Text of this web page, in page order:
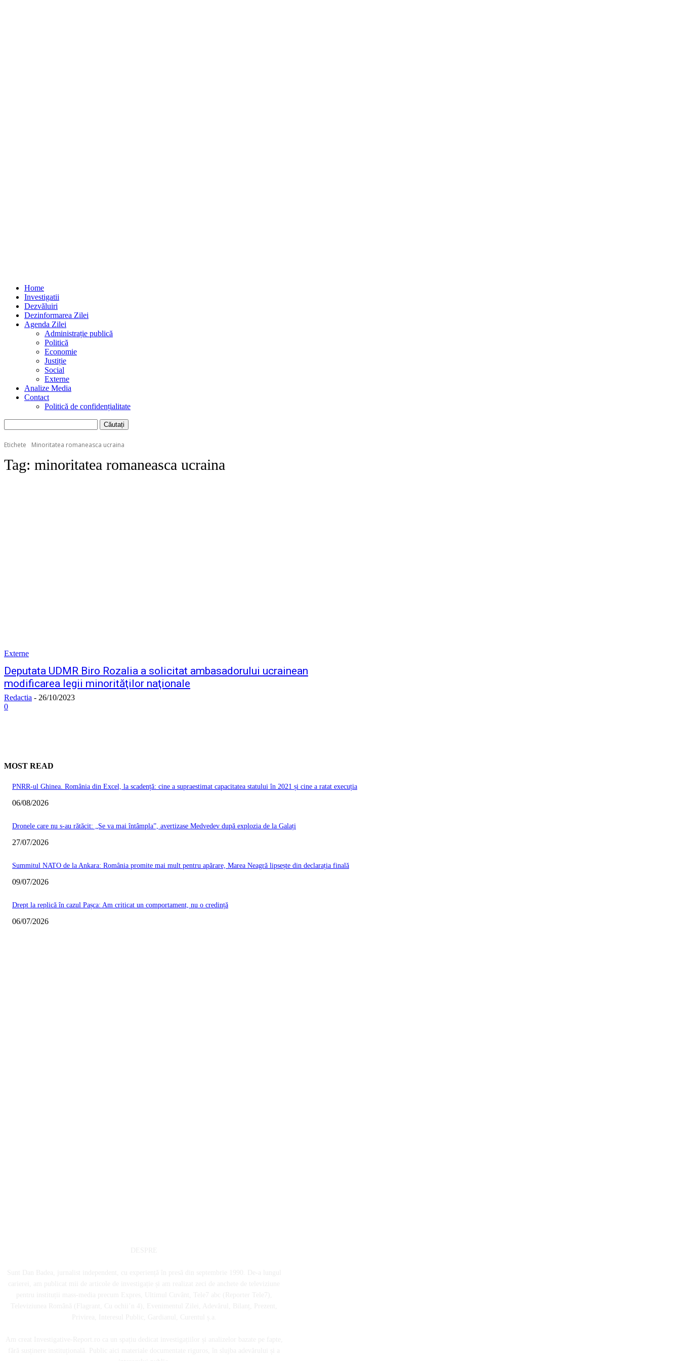
Home
Investigatii
Dezvăluiri
Dezinformarea Zilei
Agenda Zilei
Administrație publică
Politică
Economie
Justiție
Social
Externe
Analize Media
Contact
Politică de confidențialitate
Etichete Minoritatea romaneasca ucraina
Tag: minoritatea romaneasca ucraina
Externe
Deputata UDMR Biro Rozalia a solicitat ambasadorului ucrainean
modificarea legii minorităţilor naţionale
Redactia - 26/10/2023
0
MOST READ
PNRR-ul Ghinea. România din Excel, la scadență: cine a supraestimat capacitatea statului în 2021 și cine a ratat execuția
06/08/2026
Dronele care nu s-au rătăcit: „Se va mai întâmpla”, avertizase Medvedev după explozia de la Galați
27/07/2026
Summitul NATO de la Ankara: România promite mai mult pentru apărare, Marea Neagră lipsește din declarația finală
09/07/2026
Drept la replică în cazul Pașca: Am criticat un comportament, nu o credință
06/07/2026